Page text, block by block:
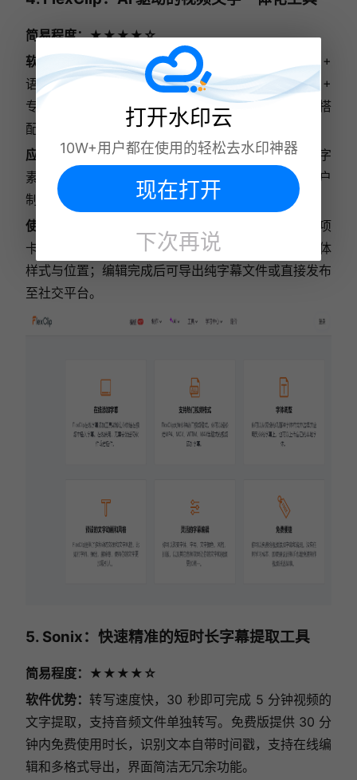
简易程度：★★★★☆
软件优势：
集字幕生成与视频编辑于一体，支持 140 +
语言及方言识别，可一键生成双语字幕。内置 6000 +
专业模板和百万级免版权素材库，生成字幕后可直接搭
配素材制作成品视频，支持云端存储与团队协作。
应用场景： 适合营销人员制作产品宣传视频时提取文字
素材，教育工作者制作带字幕的课程片段，或普通用户
制作 Vlog 时同步生成字幕。
使用方法：
上传视频至在线编辑器，点击「字幕」选项
卡选择「AI 自动字幕」；系统生成字幕后可调整字体
样式与位置；编辑完成后可导出纯字幕文件或直接发布
至社交平台。
5. Sonix：快速精准的短时长字幕提取工具
简易程度：★★★★☆
软件优势：转写速度快，30 秒即可完成 5 分钟视频的
文字提取，支持音频文件单独转写。免费版提供 30 分
钟内免费使用时长，识别文本自带时间戳，支持在线编
辑和多格式导出，界面简洁无冗余功能。
打开水印云
10W+用户都在使用的轻松去水印神器
现在打开
下次再说